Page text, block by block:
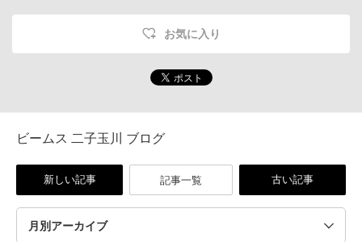
お気に入り
ビームス 二子玉川 ブログ
新しい記事 記事一覧 古い記事